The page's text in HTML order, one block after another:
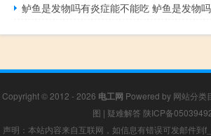
鲈鱼是发物吗有炎症能不能吃 鲈鱼是发物吗
Copyright © 2012 - 2026 电工网 Powered by 网站分类
图 | 疑难解答 陕ICP备
声明：本站内容来自互联网，如信息有错误可发邮件到